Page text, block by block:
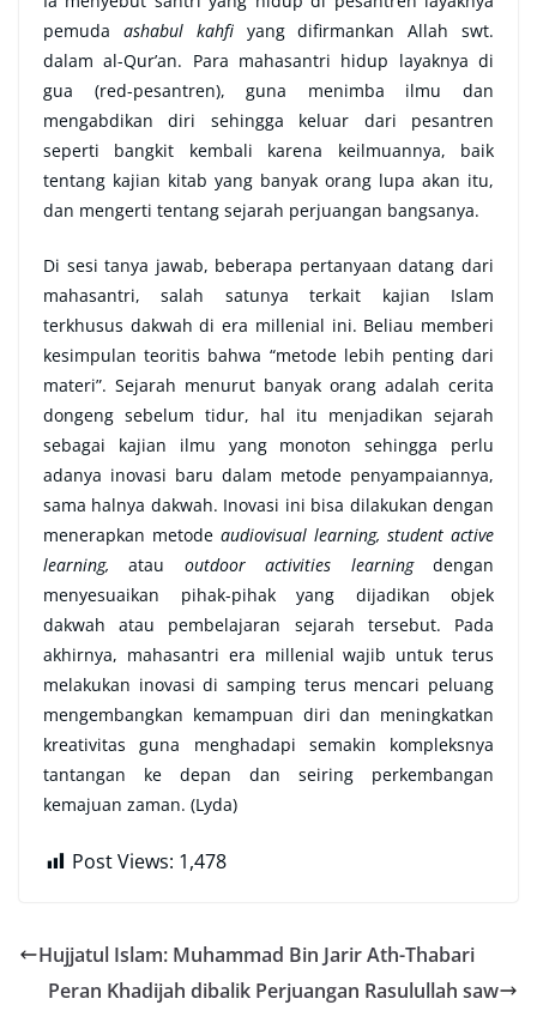
pemuda ashabul kahfiyang difirmankan Allah swt.
dalam al-Qur’an. Para mahasantri hidup layaknya di
gua (red-pesantren), guna menimba ilmu dan
mengabdikan diri sehingga keluar dari pesantren
seperti bangkit kembali karena keilmuannya, baik
tentang kajian kitab yang banyak orang lupa akan itu,
dan mengerti tentang sejarah perjuangan bangsanya.
Di sesi tanya jawab, beberapa pertanyaan datang dari
mahasantri, salah satunya terkait kajian Islam
terkhusus dakwah di era millenial ini. Beliau memberi
kesimpulan teoritis bahwa “metode lebih penting dari
materi”. Sejarah menurut banyak orang adalah cerita
dongeng sebelum tidur, hal itu menjadikan sejarah
sebagai kajian ilmu yang monoton sehingga perlu
adanya inovasi baru dalam metode penyampaiannya,
sama halnya dakwah. Inovasi ini bisa dilakukan dengan
menerapkan metode audiovisual learning, student active
learning, atau outdoor activities learningdengan
menyesuaikan pihak-pihak yang dijadikan objek
dakwah atau pembelajaran sejarah tersebut. Pada
akhirnya, mahasantri era millenial wajib untuk terus
melakukan inovasi di samping terus mencari peluang
mengembangkan kemampuan diri dan meningkatkan
kreativitas guna menghadapi semakin kompleksnya
tantangan ke depan dan seiring perkembangan
kemajuan zaman. (Lyda)
Post Views: 1,478
Hujjatul Islam: Muhammad Bin Jarir Ath-Thabari
Peran Khadijah dibalik Perjuangan Rasulullah saw